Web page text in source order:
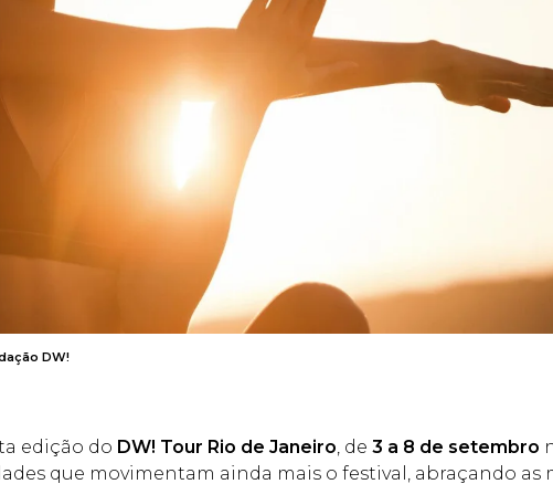
DW!
edição do DW! Tour Rio de Janeiro, de 3 a 8 de setembro
que movimentam ainda mais o festival, abraçando as